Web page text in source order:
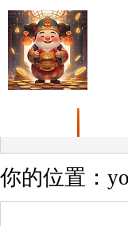
你的位置：